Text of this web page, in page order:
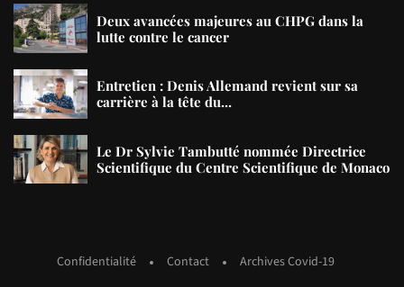
Deux avancées majeures au CHPG dans la
lutte contre le cancer
Entretien : Denis Allemand revient sur sa
carrière à la tête du...
Le Dr Sylvie Tambutté nommée Directrice
Scientifique du Centre Scientifique de Monaco
Confidentialité Contact Archives Covid-19